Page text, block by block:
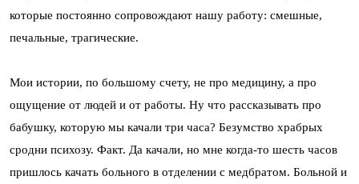
которые постоянно сопровождают нашу работу: смешные,
печальные, трагические.
Мои истории, по большому счету, не про медицину, а про
ощущение от людей и от работы. Ну что рассказывать про
бабушку, которую мы качали три часа? Безумство храбрых
сродни психозу. Факт. Да качали, но мне когда-то шесть часов
пришлось качать больного в отделении с медбратом. Больной и